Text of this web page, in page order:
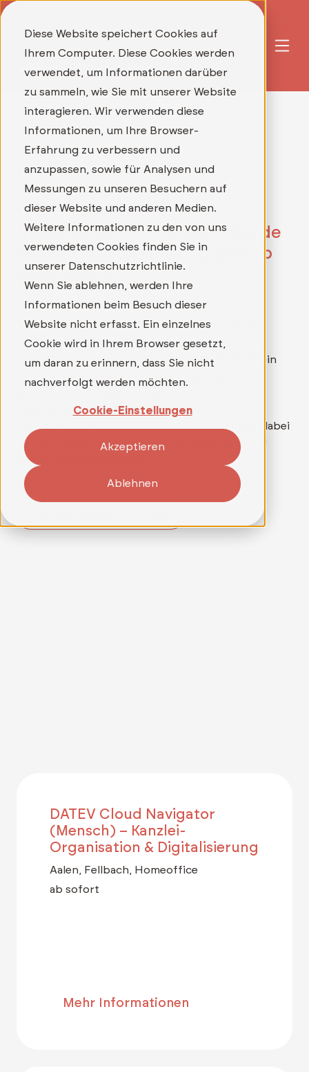
Diese Website speichert Cookies auf
Ihrem Computer. Diese Cookies werden
verwendet, um Informationen darüber
zu sammeln, wie Sie mit unserer Website
interagieren. Wir verwenden diese
Informationen, um Ihre Browser-
Erfahrung zu verbessern und
anzupassen, sowie für Analysen und
Messungen zu unseren Besuchern auf
dieser Website und anderen Medien.
Weitere Informationen zu den von uns
verwendeten Cookies finden Sie in
unserer Datenschutzrichtlinie.
Wenn Sie ablehnen, werden Ihre
Informationen beim Besuch dieser
Website nicht erfasst. Ein einzelnes
Cookie wird in Ihrem Browser gesetzt,
um daran zu erinnern, dass Sie nicht
nachverfolgt werden möchten.
Cookie-Einstellungen
Akzeptieren
Ablehnen
Unsere aktuellen
Stellenausschreibungen: Werde
Teil unseres Teams und bewirb
Dich direkt!
Wer mehr als nur einen Job sucht und in einem
Umfeld arbeiten möchte, in dem wirklich etwas
bewegt werden kann, findet bei TELEDATA IT ein
mitarbeitergeführtes Unternehmen mit
spannenden Aufgaben und hoher
Eigenverantwortung. Ein Team, das
Zusammenarbeit auf Augenhöhe lebt, schafft dabei
die Grundlage für persönliche Entwicklung und
gemeinsames Wachstum.
DATEV Cloud Navigator
(Mensch) – Kanzlei-
Organisation & Digitalisierung
Aalen, Fellbach, Homeoffice
ab sofort
Mehr Informationen